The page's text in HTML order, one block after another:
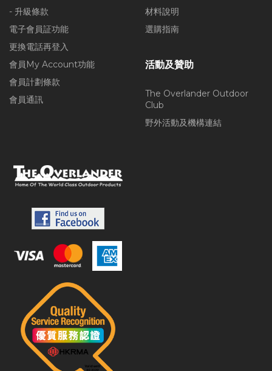
- 升級條款
電子會員証功能
更換電話再登入
會員My Account功能
會員計劃條款
會員通訊
材料說明
選購指南
活動及贊助
The Overlander Outdoor
Club
野外活動及機構連結